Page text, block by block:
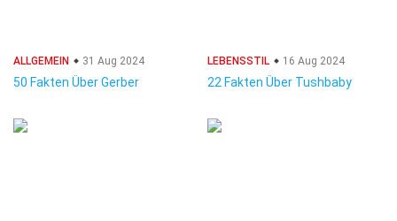
ALLGEMEIN 31 Aug 2024
50 Fakten Über Gerber
LEBENSSTIL 16 Aug 2024
22 Fakten Über Tushbaby